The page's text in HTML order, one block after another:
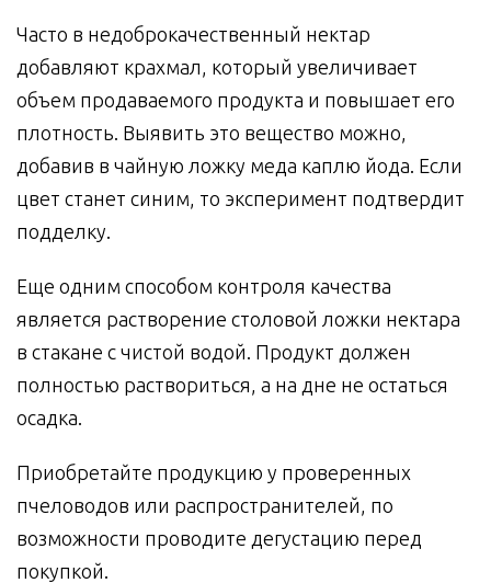
Часто в недоброкачественный нектар
добавляют крахмал, который увеличивает
объем продаваемого продукта и повышает его
плотность. Выявить это вещество можно,
добавив в чайную ложку меда каплю йода. Если
цвет станет синим, то эксперимент подтвердит
подделку.
Еще одним способом контроля качества
является растворение столовой ложки нектара
в стакане с чистой водой. Продукт должен
полностью раствориться, а на дне не остаться
осадка.
Приобретайте продукцию у проверенных
пчеловодов или распространителей, по
возможности проводите дегустацию перед
покупкой.